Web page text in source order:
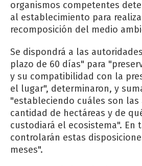
organismos competentes
al establecimiento para
recomposición del medio
Se dispondrá a las
plazo de 60 días" para
y su compatibilidad con la
el lugar", determinaron, y
"estableciendo cuáles son las
cantidad de hectáreas y de
custodiará el ecosistema". En
controlarán estas
meses".